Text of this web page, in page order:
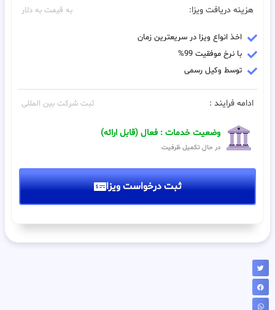
هزینه دریافت ویزا: به قیمت به دلار
اخذ انواع ویزا در سریعترین زمان
با نرخ موفقیت 99%
توسط وکیل رسمی
ادامه فرایند : ثبت شرکت بین المللی
وضعیت خدمات : فعال (قابل ارائه)
در حال تکمیل ظرفیت
ثبت درخواست ویزا